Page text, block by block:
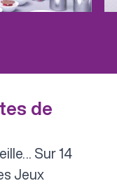
de
Sur 14
Jeux